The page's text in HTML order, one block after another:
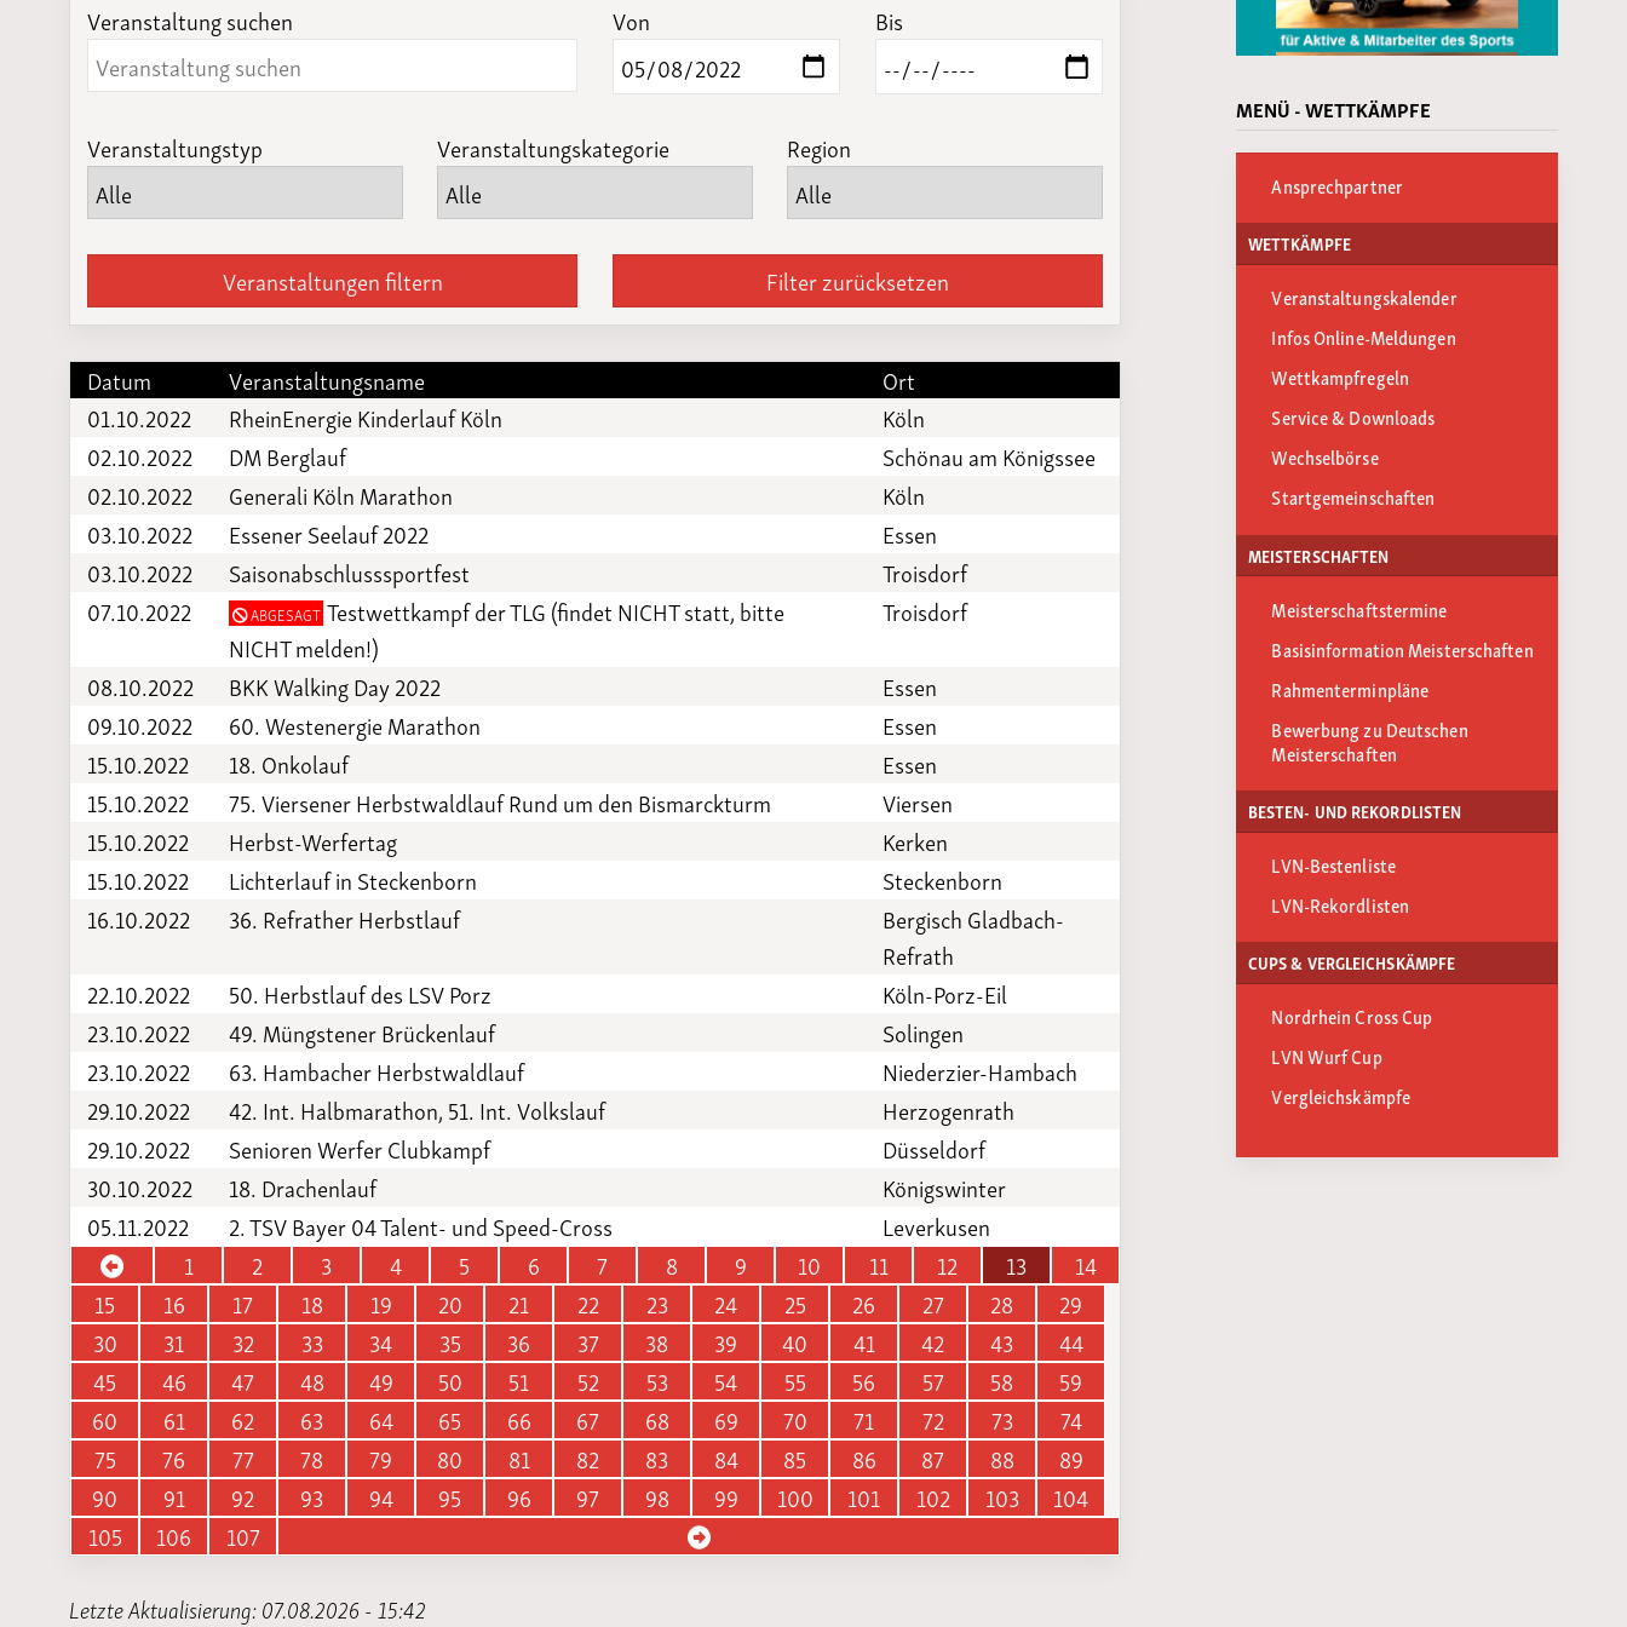
LSB-
Schutzkonzeptgenerator
Laufveranstaltertagungen
2023
Veranstaltung suchen Von Bis
Veranstaltungstyp Veranstaltungskategorie Region
Veranstaltungen filtern Filter zurücksetzen
Datum Veranstaltungsname
Ort
01.10.2022
RheinEnergie Kinderlauf Köln
Köln
02.10.2022
DM Berglauf
Schönau am Königssee
02.10.2022
Generali Köln Marathon
Köln
03.10.2022
Essener Seelauf 2022
Essen
03.10.2022
Saisonabschlusssportfest
Troisdorf
07.10.2022
ABGESAGT Testwettkampf der TLG (findet NICHT statt, bitte
NICHT melden!)
Troisdorf
08.10.2022
BKK Walking Day 2022
Essen
09.10.2022
60. Westenergie Marathon
Essen
15.10.2022
18. Onkolauf
Essen
15.10.2022
75. Viersener Herbstwaldlauf Rund um den Bismarckturm
Viersen
15.10.2022
Herbst-Werfertag
Kerken
15.10.2022
Lichterlauf in Steckenborn
Steckenborn
16.10.2022
36. Refrather Herbstlauf
Bergisch Gladbach-
Refrath
22.10.2022
50. Herbstlauf des LSV Porz
Köln-Porz-Eil
23.10.2022
49. Müngstener Brückenlauf
Solingen
23.10.2022
63. Hambacher Herbstwaldlauf
Niederzier-Hambach
29.10.2022
42. Int. Halbmarathon, 51. Int. Volkslauf
Herzogenrath
29.10.2022
Senioren Werfer Clubkampf
Düsseldorf
30.10.2022
18. Drachenlauf
Königswinter
05.11.2022
2. TSV Bayer 04 Talent- und Speed-Cross
Leverkusen
1
2 3 4 5 6 7 8 9 10 11 12 13
14
15
16 17 18 19 20 21 22 23 24 25 26 27 28
29
30
31 32 33 34 35 36 37 38 39 40 41 42 43
44
45
46 47 48 49 50 51 52 53 54 55 56 57 58
59
60
61 62 63 64 65 66 67 68 69 70 71 72 73
74
75
76 77 78 79 80 81 82 83 84 85 86 87 88
89
90
91 92 93 94 95 96 97 98 99 100 101 102 103
104
105
106
107
Letzte Aktualisierung: 07.08.2026 - 15:42
MENÜ - WETTKÄMPFE
Ansprechpartner
WETTKÄMPFE
Veranstaltungskalender
Infos Online-Meldungen
Wettkampfregeln
Service & Downloads
Wechselbörse
Startgemeinschaften
MEISTERSCHAFTEN
Meisterschaftstermine
Basisinformation Meisterschaften
Rahmenterminpläne
Bewerbung zu Deutschen
Meisterschaften
BESTEN- UND REKORDLISTEN
LVN-Bestenliste
LVN-Rekordlisten
CUPS & VERGLEICHSKÄMPFE
Nordrhein Cross Cup
LVN Wurf Cup
Vergleichskämpfe